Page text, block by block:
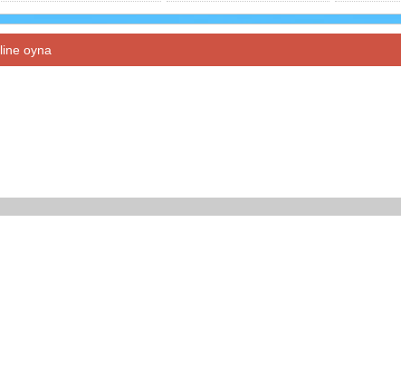
oyna